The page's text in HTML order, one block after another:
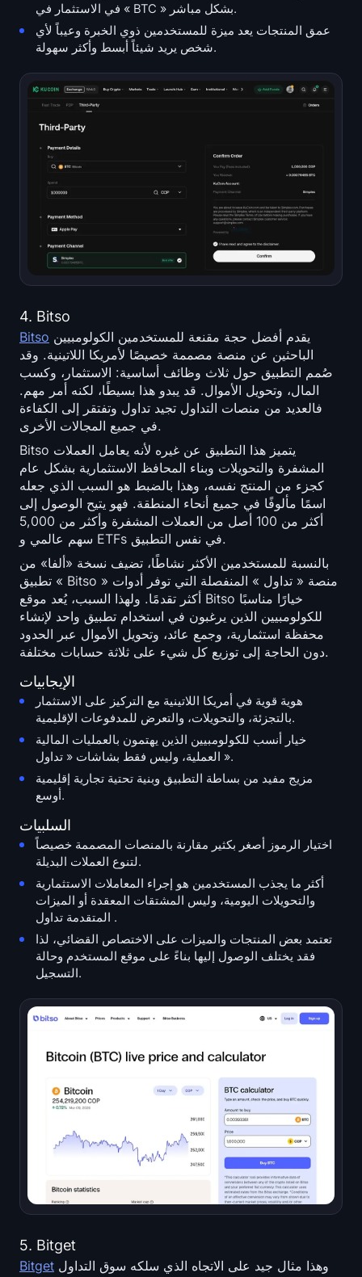
في الاستثمار في « BTC » بشكل مباشر.
عمق المنتجات يعد ميزة للمستخدمين ذوي الخبرة وعيباً لأي
شخص يريد شيئاً أبسط وأكثر سهولة.
4. Bitso
Bitso
الباحثين عن منصة مصممة خصيصًا لأمريكا اللاتينية. وقد
صُمم التطبيق حول ثلاث وظائف أساسية: الاستثمار، وكسب
المال، وتحويل الأموال. قد يبدو هذا بسيطًا، لكنه أمر مهم.
فالعديد من منصات التداول تجيد تداول وتفتقر إلى الكفاءة
في جميع المجالات الأخرى.
Bitso يتميز هذا التطبيق عن غيره لأنه يعامل العملات
المشفرة والتحويلات وبناء المحافظ الاستثمارية بشكل عام
كجزء من المنتج نفسه، وهذا بالضبط هو السبب الذي جعله
اسمًا مألوفًا في جميع أنحاء المنطقة. فهو يتيح الوصول إلى
أكثر من 100 أصل من العملات المشفرة وأكثر من 5,000
سهم عالمي و ETFs في نفس التطبيق.
بالنسبة للمستخدمين الأكثر نشاطًا، تضيف نسخة «ألفا» من
تطبيق « Bitso » منصة « تداول » المنفصلة التي توفر أدوات
أكثر تقدمًا. ولهذا السبب، يُعد موقع Bitso خيارًا مناسبًا
للكولومبيين الذين يرغبون في استخدام تطبيق واحد لإنشاء
محفظة استثمارية، وجمع عائد، وتحويل الأموال عبر الحدود
دون الحاجة إلى توزيع كل شيء على ثلاثة حسابات مختلفة.
الإيجابيات
هوية قوية في أمريكا اللاتينية مع التركيز على الاستثمار
بالتجزئة، والتحويلات، والتعرض للمدفوعات الإقليمية.
خيار أنسب للكولومبيين الذين يهتمون بالعمليات المالية
العملية، وليس فقط بشاشات « تداول ».
مزيج مفيد من بساطة التطبيق وبنية تحتية تجارية إقليمية
أوسع.
السلبيات
اختيار الرموز أصغر بكثير مقارنة بالمنصات المصممة خصيصاً
لتنوع العملات البديلة.
أكثر ما يجذب المستخدمين هو إجراء المعاملات الاستثمارية
والتحويلات اليومية، وليس المشتقات المعقدة أو الميزات
المتقدمة تداول .
تعتمد بعض المنتجات والميزات على الاختصاص القضائي، لذا
فقد يختلف الوصول إليها بناءً على موقع المستخدم وحالة
التسجيل.
5. Bitget
Bitget